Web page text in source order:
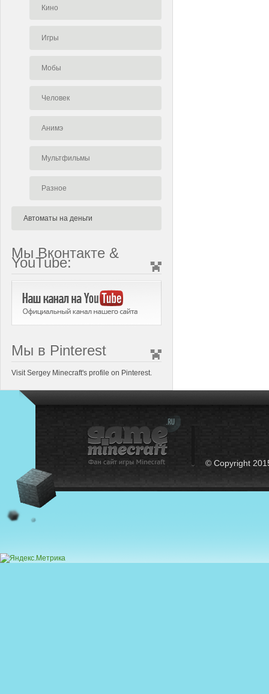
Кино
Игры
Мобы
Человек
Анимэ
Мультфильмы
Разное
Автоматы на деньги
Мы Вконтакте &
YouTube:
Мы в Pinterest
Visit Sergey Minecraft's profile on Pinterest.
© Copyright